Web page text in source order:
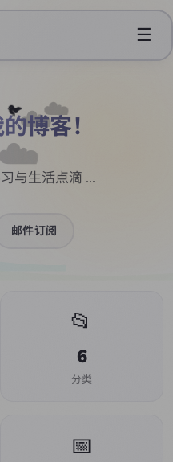
☰
☁️
☁️
博客！
与生活点滴 ...
邮件订阅
📂
6
分类
📅